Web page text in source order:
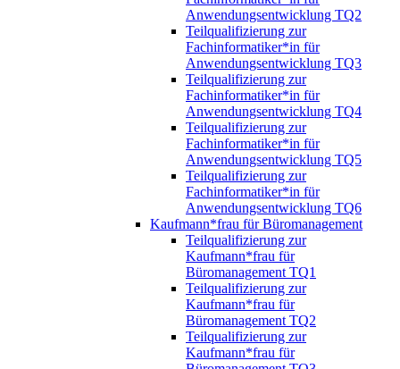
Anwendungsentwicklung TQ2
Teilqualifizierung zur
Fachinformatiker*in für
Anwendungsentwicklung TQ3
Teilqualifizierung zur
Fachinformatiker*in für
Anwendungsentwicklung TQ4
Teilqualifizierung zur
Fachinformatiker*in für
Anwendungsentwicklung TQ5
Teilqualifizierung zur
Fachinformatiker*in für
Anwendungsentwicklung TQ6
Kaufmann*frau für Büromanagement
Teilqualifizierung zur
Kaufmann*frau für
Büromanagement TQ1
Teilqualifizierung zur
Kaufmann*frau für
Büromanagement TQ2
Teilqualifizierung zur
Kaufmann*frau für